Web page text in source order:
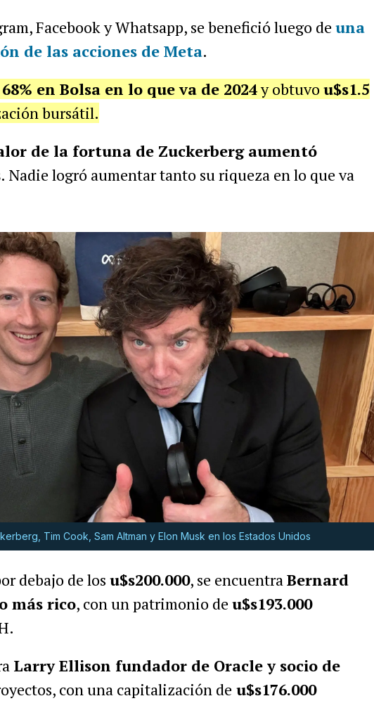
Facebook y Whatsapp, se benefició luego de una
de las acciones de Meta.
en Bolsa en lo que va de 2024y obtuvo u$s1.5
bursátil.
de la fortuna de Zuckerberg aumentó
. Nadie logró aumentar tanto su riqueza en lo que va
Tim Cook, Sam Altman y Elon Musk en los Estados Unidos
debajo de los u$s200.000, se encuentraBernard
más rico, con un patrimonio de u$s193.000
Larry Ellison fundador de Oracle y socio de
con una capitalización de u$s176.000